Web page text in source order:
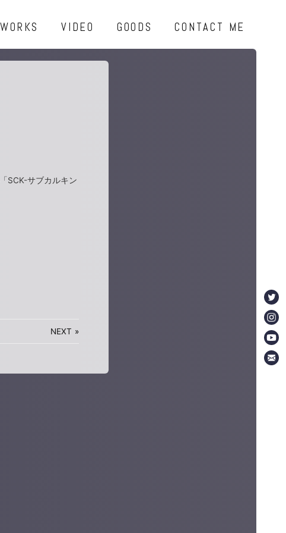
WORKS VIDEO GOODS CONTACT ME
SCK-サブカルキン
NEXT »